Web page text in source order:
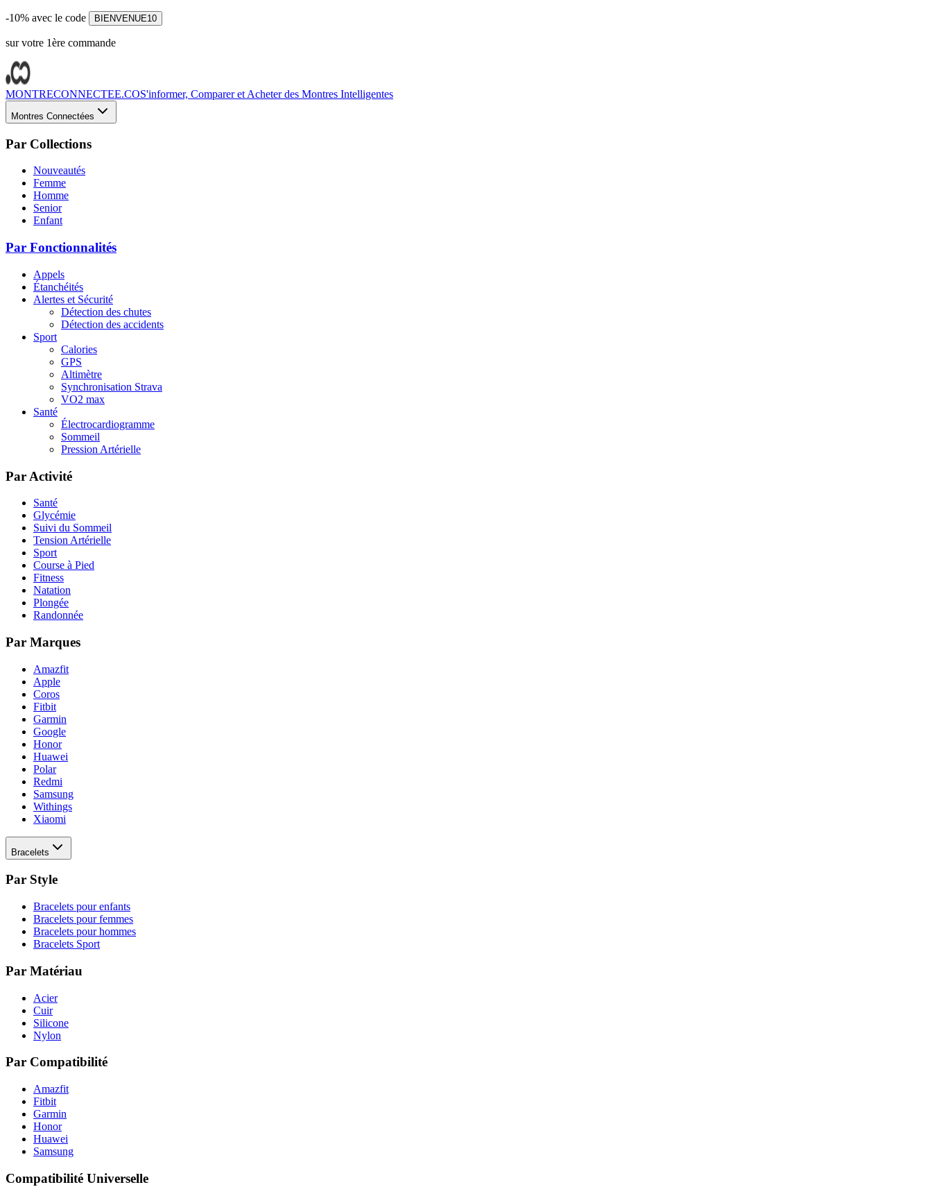
-10% avec le code BIENVENUE10
sur votre 1ère commande
MONTRECONNECTEE.COS'informer, Comparer et Acheter des Montres Intelligentes
Montres Connectées
Par Collections
Nouveautés
Femme
Homme
Senior
Enfant
Par Fonctionnalités
Appels
Étanchéités
Alertes et Sécurité
Détection des chutes
Détection des accidents
Sport
Calories
GPS
Altimètre
Synchronisation Strava
VO2 max
Santé
Électrocardiogramme
Sommeil
Pression Artérielle
Par Activité
Santé
Glycémie
Suivi du Sommeil
Tension Artérielle
Sport
Course à Pied
Fitness
Natation
Plongée
Randonnée
Par Marques
Amazfit
Apple
Coros
Fitbit
Garmin
Google
Honor
Huawei
Polar
Redmi
Samsung
Withings
Xiaomi
Bracelets
Par Style
Bracelets pour enfants
Bracelets pour femmes
Bracelets pour hommes
Bracelets Sport
Par Matériau
Acier
Cuir
Silicone
Nylon
Par Compatibilité
Amazfit
Fitbit
Garmin
Honor
Huawei
Samsung
Compatibilité Universelle